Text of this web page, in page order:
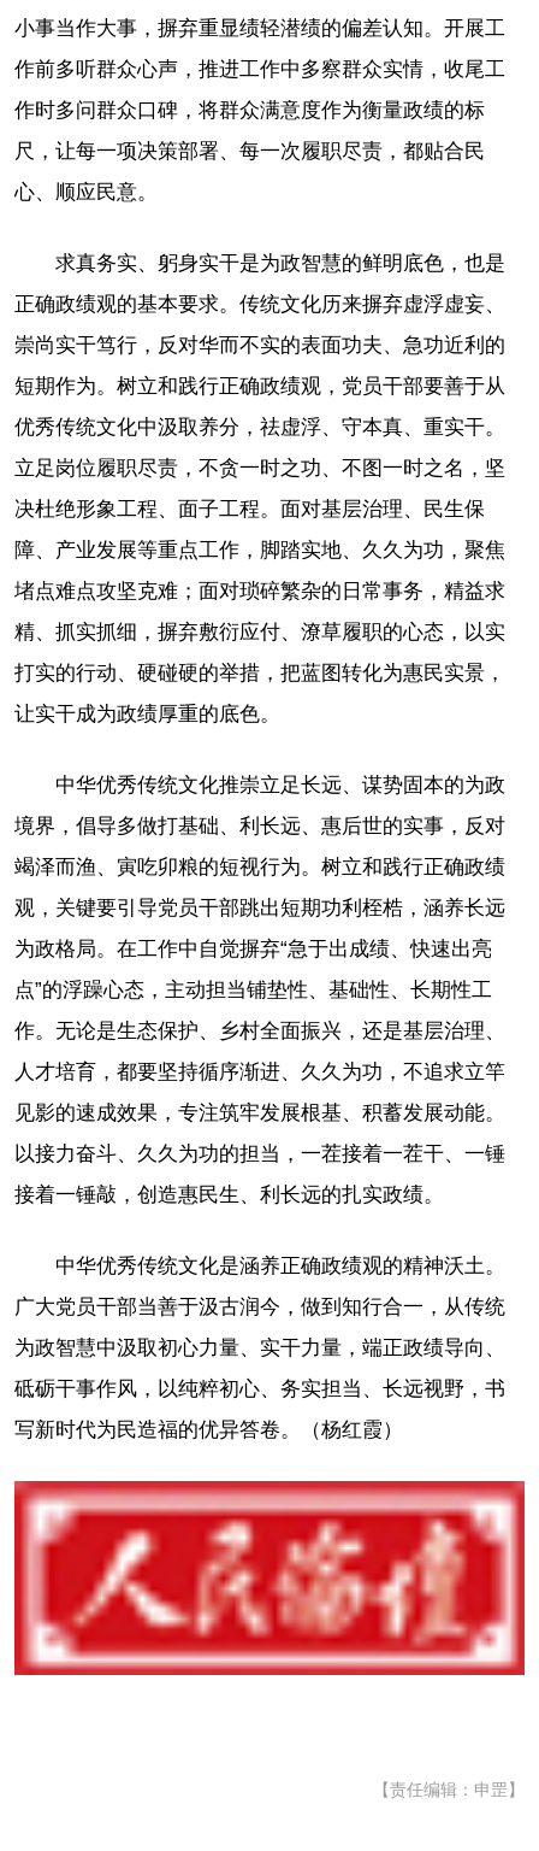
小事当作大事，摒弃重显绩轻潜绩的偏差认知。开展工
作前多听群众心声，推进工作中多察群众实情，收尾工
作时多问群众口碑，将群众满意度作为衡量政绩的标
尺，让每一项决策部署、每一次履职尽责，都贴合民
心、顺应民意。
求真务实、躬身实干是为政智慧的鲜明底色，也是
正确政绩观的基本要求。传统文化历来摒弃虚浮虚妄、
崇尚实干笃行，反对华而不实的表面功夫、急功近利的
短期作为。树立和践行正确政绩观，党员干部要善于从
优秀传统文化中汲取养分，祛虚浮、守本真、重实干。
立足岗位履职尽责，不贪一时之功、不图一时之名，坚
决杜绝形象工程、面子工程。面对基层治理、民生保
障、产业发展等重点工作，脚踏实地、久久为功，聚焦
堵点难点攻坚克难；面对琐碎繁杂的日常事务，精益求
精、抓实抓细，摒弃敷衍应付、潦草履职的心态，以实
打实的行动、硬碰硬的举措，把蓝图转化为惠民实景，
让实干成为政绩厚重的底色。
中华优秀传统文化推崇立足长远、谋势固本的为政
境界，倡导多做打基础、利长远、惠后世的实事，反对
竭泽而渔、寅吃卯粮的短视行为。树立和践行正确政绩
观，关键要引导党员干部跳出短期功利桎梏，涵养长远
为政格局。在工作中自觉摒弃“急于出成绩、快速出亮
点”的浮躁心态，主动担当铺垫性、基础性、长期性工
作。无论是生态保护、乡村全面振兴，还是基层治理、
人才培育，都要坚持循序渐进、久久为功，不追求立竿
见影的速成效果，专注筑牢发展根基、积蓄发展动能。
以接力奋斗、久久为功的担当，一茬接着一茬干、一锤
接着一锤敲，创造惠民生、利长远的扎实政绩。
中华优秀传统文化是涵养正确政绩观的精神沃土。
广大党员干部当善于汲古润今，做到知行合一，从传统
为政智慧中汲取初心力量、实干力量，端正政绩导向、
砥砺干事作风，以纯粹初心、务实担当、长远视野，书
写新时代为民造福的优异答卷。（杨红霞）
【责任编辑：申罡】